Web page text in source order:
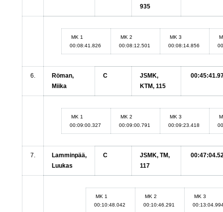
935
MK 1
00:08:41.826
MK 2
00:08:12.501
MK 3
00:08:14.856
6.
Röman,
Miika
C
JSMK,
KTM, 115
MK 1
00:09:00.327
MK 2
00:09:00.791
MK 3
00:09:23.418
7.
Lamminpää,
Luukas
C
JSMK, TM,
117
MK 1
00:10:48.042
MK 2
00:10:46.291
MK 3